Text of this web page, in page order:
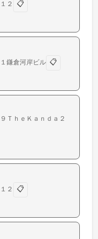
２
📋
鎌倉河岸ビル 📋
ＴｈｅＫａｎｄａ２
２
📋